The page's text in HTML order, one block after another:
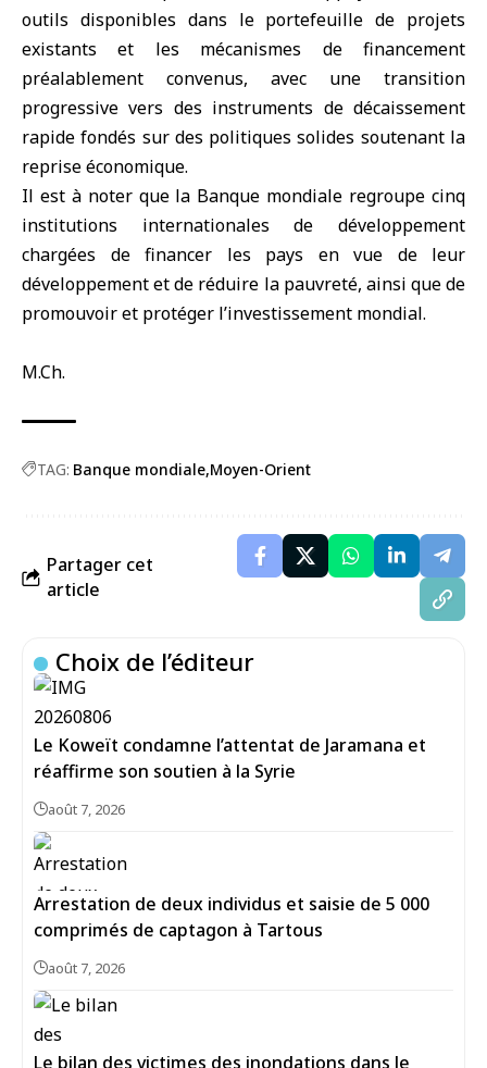
outils disponibles dans le portefeuille de projets
existants et les mécanismes de financement
préalablement convenus, avec une transition
progressive vers des instruments de décaissement
rapide fondés sur des politiques solides soutenant la
reprise économique.
Il est à noter que la Banque mondiale regroupe cinq
institutions internationales de développement
chargées de financer les pays en vue de leur
développement et de réduire la pauvreté, ainsi que de
promouvoir et protéger l’investissement mondial.
M.Ch.
TAG: Banque mondiale Moyen-Orient
Partager cet
article
Choix de l’éditeur
Le Koweït condamne l’attentat de Jaramana et
réaffirme son soutien à la Syrie
août 7, 2026
Arrestation de deux individus et saisie de 5 000
comprimés de captagon à Tartous
août 7, 2026
Le bilan des victimes des inondations dans le